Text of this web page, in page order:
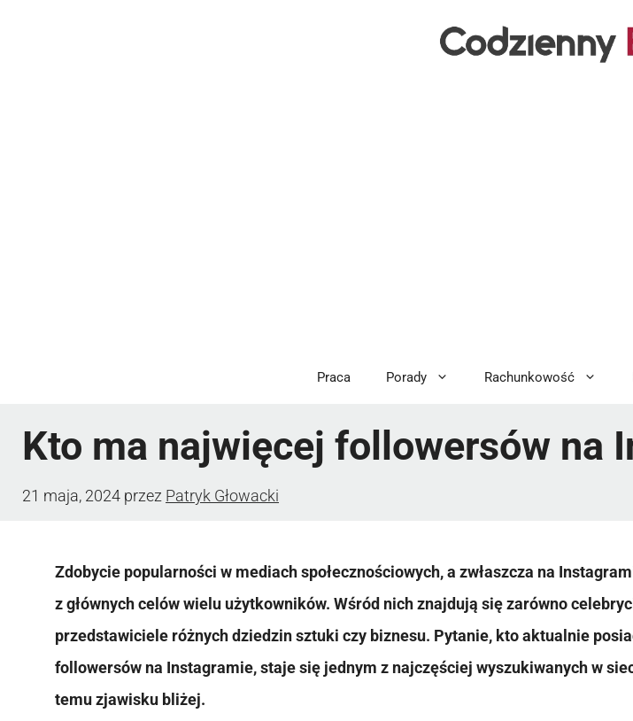
Praca Porady Rachunkowość
Kto ma najwięcej followersów na
21 maja, 2024 przez Patryk Głowacki
Zdobycie popularności w mediach społecznościowych, a zwłaszcza na
z głównych celów wielu użytkowników. Wśród nich znajdują się zarówno
przedstawiciele różnych dziedzin sztuki czy biznesu. Pytanie, kto aktualnie
followersów na Instagramie, staje się jednym z najczęściej wyszukiwanych w
temu zjawisku bliżej.